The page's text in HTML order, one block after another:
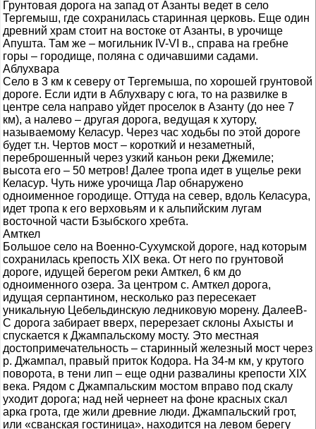
Грунтовая дорога на запад от Азанты ведет в село
Тергемыш, где сохранилась старинная церковь. Еще один
древний храм стоит на востоке от Азанты, в урочище
Апушта. Там же – могильник IV-VI в., справа на гребне
горы – городище, поляна с одичавшими садами.
Аблухвара
Село в 3 км к северу от Тергемыша, по хорошей грунтовой
дороге. Если идти в Аблухвару с юга, то на развилке в
центре села направо уйдет проселок в Азанту (до нее 7
км), а налево – другая дорога, ведущая к хутору,
называемому Келасур. Через час ходьбы по этой дороге
будет т.н. Чертов мост – короткий и незаметный,
переброшенный через узкий каньон реки Джемиле;
высота его – 50 метров! Далее тропа идет в ущелье реки
Келасур. Чуть ниже урочища Лар обнаружено
одноименное городище. Оттуда на север, вдоль Келасура,
идет тропа к его верховьям и к альпийским лугам
восточной части Бзыбского хребта.
Амткел
Большое село на Военно-Сухумской дороге, над которым
сохранилась крепость XIX века. От него по грунтовой
дороге, идущей берегом реки Амткел, 6 км до
одноименного озера. За центром с. Амткел дорога,
идущая серпантином, несколько раз пересекает
уникальную Цебельдинскую ледниковую морену. ДалееВ-
С дорога забирает вверх, перерезает склоны Ахысты и
спускается к Джампальскому мосту. Это местная
достопримечательность – старинный железный мост через
р. Джампал, правый приток Кодора. На 34-м км, у крутого
поворота, в тени лип – еще одни развалины крепости XIX
века. Рядом с Джампальским мостом вправо под скалу
уходит дорога; над ней чернеет на фоне красных скал
арка грота, где жили древние люди. Джампальский грот,
или «сванская гостиница», находится на левом берегу